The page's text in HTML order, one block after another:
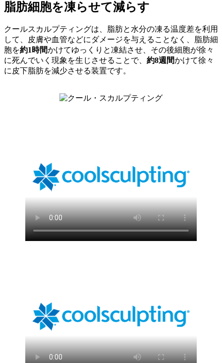
脂肪細胞を凍らせて減らす
クールスカルプティングは、脂肪と水分の凍る温度差を利用
して、皮膚や血管などにダメージを与えることなく、脂肪細
胞を約1時間かけてゆっくりと凍結させ、その後細胞が徐々
に死んでいく現象を生じさせることで、 約8週間かけて徐々
に皮下脂肪を減少させる装置です。